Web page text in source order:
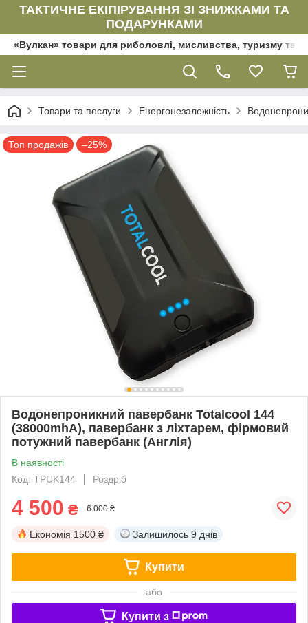
ТАКТИЧНЕ ЕКІПІРУВАННЯ ЗІ ЗНИЖКАМИ ТА
ПОДАРУНКАМИ
«Вулкан» товари для риболовлі, мисливства, туризму та
Товари та послуги Енергонезалежність
Топ продажів –25%
Водонепроникний павербанк Totalcool 144
(38000mhA), павербанк з ліхтарем, фірмовий
потужний павербанк (Англія)
В наявності
Код: TPUK144
Роздріб
4 500 ₴ 6 000 ₴
Економія 1500 ₴ Залишилось 9 днів
Купити
або
Купити з